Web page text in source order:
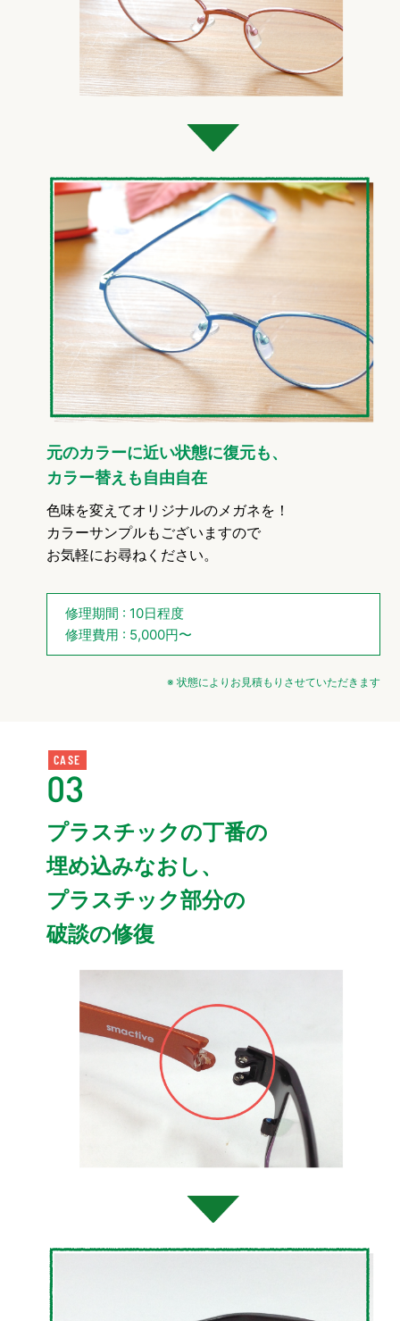
元のカラーに近い状態に復元も、
カラー替えも自由自在
色味を変えてオリジナルのメガネを！
カラーサンプルもございますので
お気軽にお尋ねください。
修理期間 : 10日程度
修理費用 : 5,000円〜
※ 状態によりお見積もりさせていただきます
CASE
03
プラスチックの丁番の
埋め込みなおし、
プラスチック部分の
破談の修復